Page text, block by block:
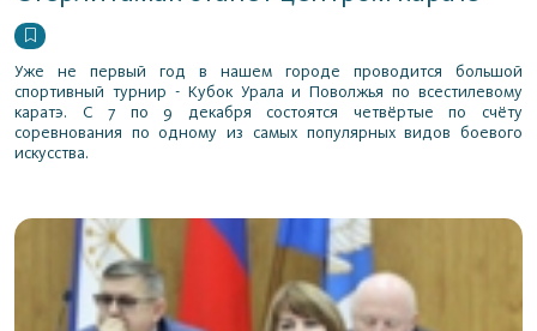
Уже не первый год в нашем городе проводится большой
спортивный турнир - Кубок Урала и Поволжья по всестилевому
каратэ. С 7 по 9 декабря состоятся четвёртые по счёту
соревнования по одному из самых популярных видов боевого
искусства.